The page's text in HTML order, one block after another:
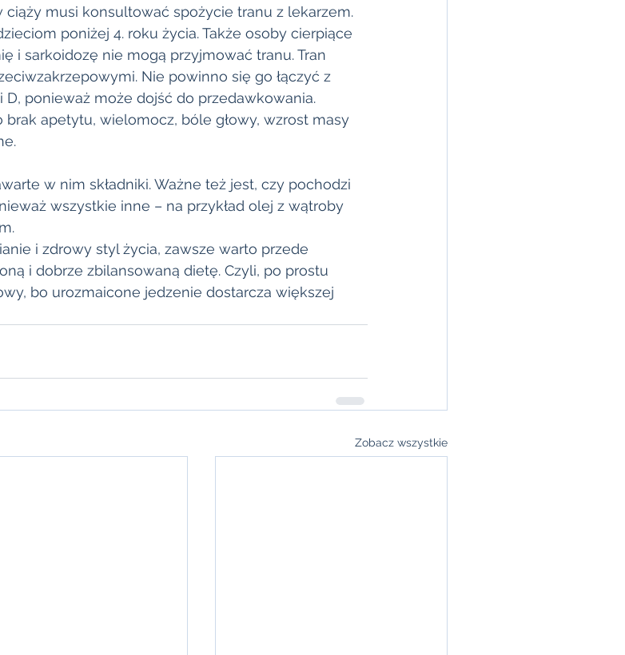
musi konsultować spożycie tranu z lekarzem.
poniżej 4. roku życia. Także osoby cierpiące
i sarkoidozę nie mogą przyjmować tranu. Tran
Nie powinno się go łączyć z
D, ponieważ może dojść do przedawkowania.
apetytu, wielomocz, bóle głowy, wzrost masy
w nim składniki. Ważne też jest, czy pochodzi
wszystkie inne – na przykład olej z wątroby
i zdrowy styl życia, zawsze warto przede
i dobrze zbilansowaną dietę. Czyli, po prostu
bo urozmaicone jedzenie dostarcza większej
Zobacz wszystkie